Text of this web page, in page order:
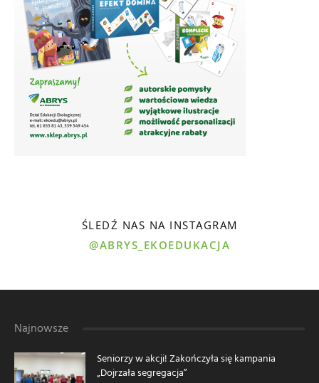
ŚLEDŹ NAS NA INSTAGRAM
@ABRYS_EKOEDUKACJA
Najnowsze
Seniorzy w akcji! Zakończyła się kampania
„Dojrzała segregacja”